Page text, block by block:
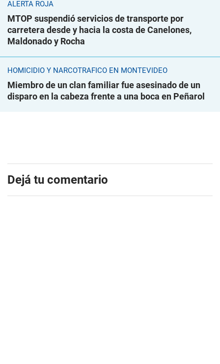
ALERTA ROJA
MTOP suspendió servicios de transporte por
carretera desde y hacia la costa de Canelones,
Maldonado y Rocha
HOMICIDIO Y NARCOTRÁFICO EN MONTEVIDEO
Miembro de un clan familiar fue asesinado de un
disparo en la cabeza frente a una boca en Peñarol
Dejá tu comentario